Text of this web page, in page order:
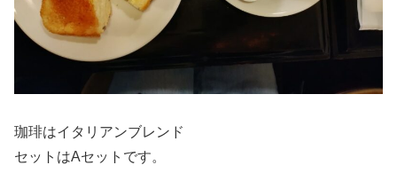
珈琲はイタリアンブレンド
セットはAセットです。